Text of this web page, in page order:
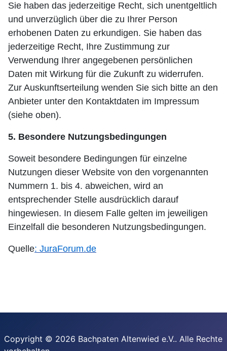
Sie haben das jederzeitige Recht, sich unentgeltlich
und unverzüglich über die zu Ihrer Person
erhobenen Daten zu erkundigen. Sie haben das
jederzeitige Recht, Ihre Zustimmung zur
Verwendung Ihrer angegebenen persönlichen
Daten mit Wirkung für die Zukunft zu widerrufen.
Zur Auskunftserteilung wenden Sie sich bitte an den
Anbieter unter den Kontaktdaten im Impressum
(siehe oben).
5. Besondere Nutzungsbedingungen
Soweit besondere Bedingungen für einzelne
Nutzungen dieser Website von den vorgenannten
Nummern 1. bis 4. abweichen, wird an
entsprechender Stelle ausdrücklich darauf
hingewiesen. In diesem Falle gelten im jeweiligen
Einzelfall die besonderen Nutzungsbedingungen.
Quelle: JuraForum.de
Copyright © 2026 Bachpaten Altenwied e.V.. Alle Rechte